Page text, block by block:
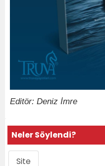
Editör: Deniz İmre
Neler Söylendi?
Site